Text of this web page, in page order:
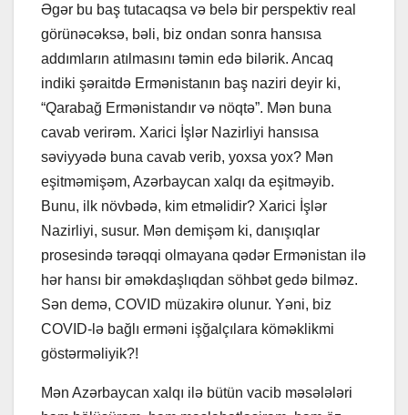
Əgər bu baş tutacaqsa və belə bir perspektiv real
görünəcəksə, bəli, biz ondan sonra hansısa
addımların atılmasını təmin edə bilərik. Ancaq
indiki şəraitdə Ermənistanın baş naziri deyir ki,
“Qarabağ Ermənistandır və nöqtə”. Mən buna
cavab verirəm. Xarici İşlər Nazirliyi hansısa
səviyyədə buna cavab verib, yoxsa yox? Mən
eşitməmişəm, Azərbaycan xalqı da eşitməyib.
Bunu, ilk növbədə, kim etməlidir? Xarici İşlər
Nazirliyi, susur. Mən demişəm ki, danışıqlar
prosesində tərəqqi olmayana qədər Ermənistan ilə
hər hansı bir əməkdaşlıqdan söhbət gedə bilməz.
Sən demə, COVID müzakirə olunur. Yəni, biz
COVID-lə bağlı erməni işğalçılara köməklikmi
göstərməliyik?!
Mən Azərbaycan xalqı ilə bütün vacib məsələləri